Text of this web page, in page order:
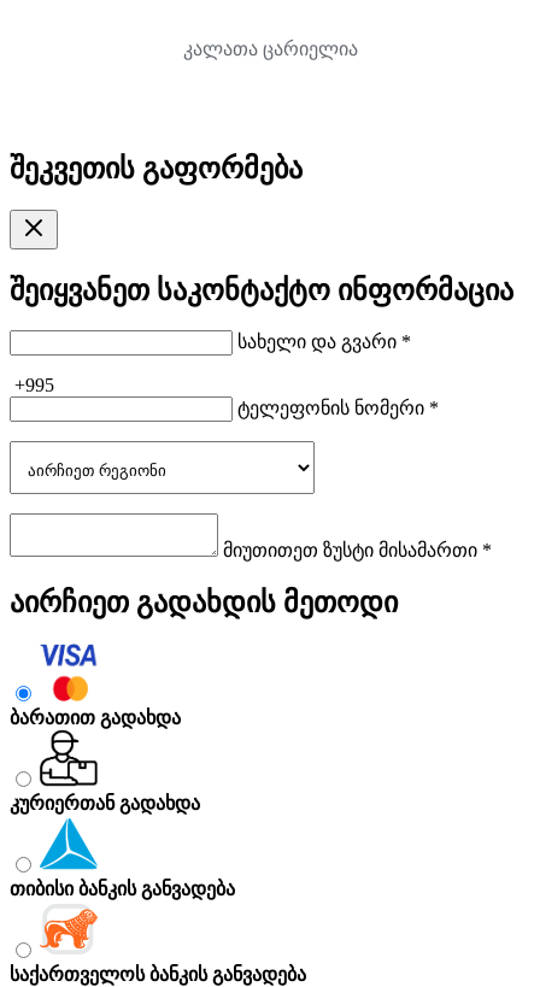
კალათა ცარიელია
შეკვეთის გაფორმება
შეიყვანეთ საკონტაქტო ინფორმაცია
სახელი და გვარი *
+995
ტელეფონის ნომერი *
მიუთითეთ ზუსტი მისამართი *
აირჩიეთ გადახდის მეთოდი
ბარათით გადახდა
კურიერთან გადახდა
თიბისი ბანკის განვადება
საქართველოს ბანკის განვადება